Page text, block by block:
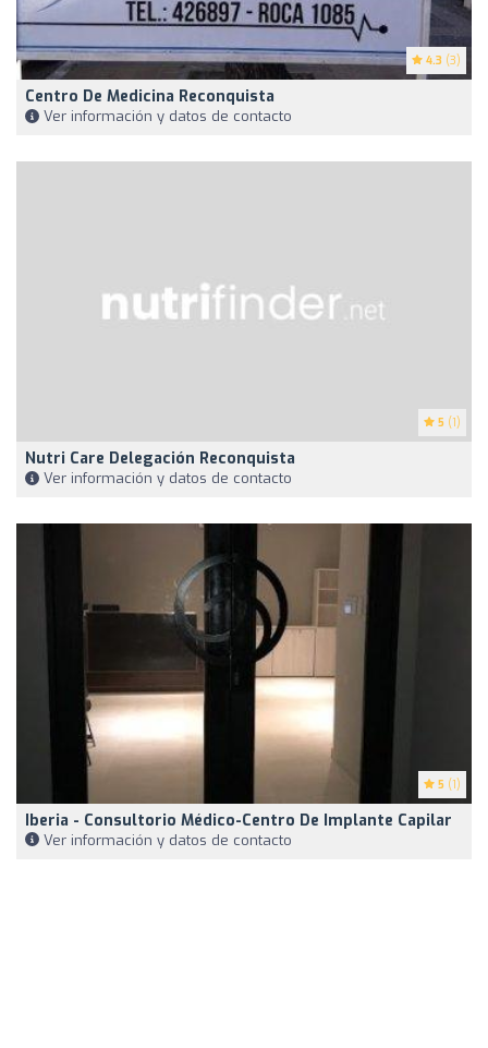
4.3 (3)
Centro De Medicina Reconquista
Ver información y datos de contacto
5 (1)
Nutri Care Delegación Reconquista
Ver información y datos de contacto
5 (1)
Iberia - Consultorio Médico-Centro De Implante Capilar
Ver información y datos de contacto